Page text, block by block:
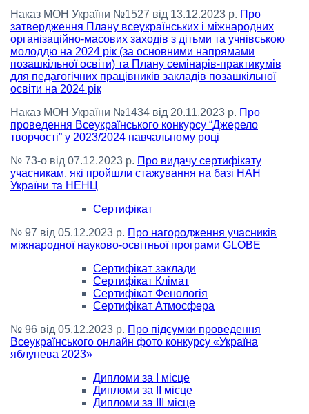
Наказ МОН України №1527 від 13.12.2023 р. Про
затвердження Плану всеукраїнських і міжнародних
організаційно-масових заходів з дітьми та учнівською
молоддю на 2024 рік (за основними напрямами
позашкільної освіти) та Плану семінарів-практикумів
для педагогічних працівників закладів позашкільної
освіти на 2024 рік
Наказ МОН України №1434 від 20.11.2023 р. Про
проведення Всеукраїнського конкурсу “Джерело
творчості” у 2023/2024 навчальному році
№ 73-о від 07.12.2023 р. Про видачу сертифікату
учасникам, які пройшли стажування на базі НАН
України та НЕНЦ
Сертифікат
№ 97 від 05.12.2023 р. Про нагородження учасників
міжнародної науково-освітньої програми GLOBE
Сертифікат заклади
Сертифікат Клімат
Сертифікат Фенологія
Сертифікат Атмосфера
№ 96 від 05.12.2023 р. Про підсумки проведення
Всеукраїнського онлайн фото конкурсу «Україна
яблунева 2023»
Дипломи за І місце
Дипломи за ІІ місце
Дипломи за ІІІ місце